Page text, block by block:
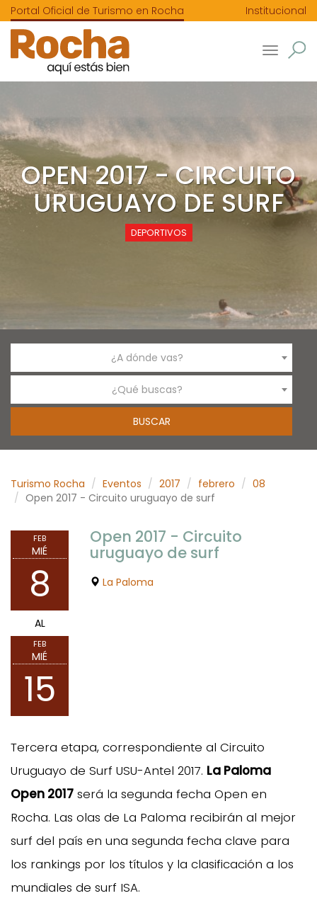
Portal Oficial de Turismo en Rocha Institucional
Toggle
OPEN 2017 - CIRCUITO
URUGUAYO DE SURF
DEPORTIVOS
¿A dónde vas?
¿Qué buscas?
Turismo Rocha Eventos 2017 febrero
08
Open 2017 - Circuito uruguayo de surf
FEB
MIÉ
8
AL
FEB
MIÉ
15
Open 2017 - Circuito
uruguayo de surf
La Paloma
Tercera etapa, correspondiente al Circuito
Uruguayo de Surf USU-Antel 2017. La Paloma
Open 2017 será la segunda fecha Open en
Rocha. Las olas de La Paloma recibirán al mejor
surf del país en una segunda fecha clave para
los rankings por los títulos y la clasificación a los
mundiales de surf ISA.